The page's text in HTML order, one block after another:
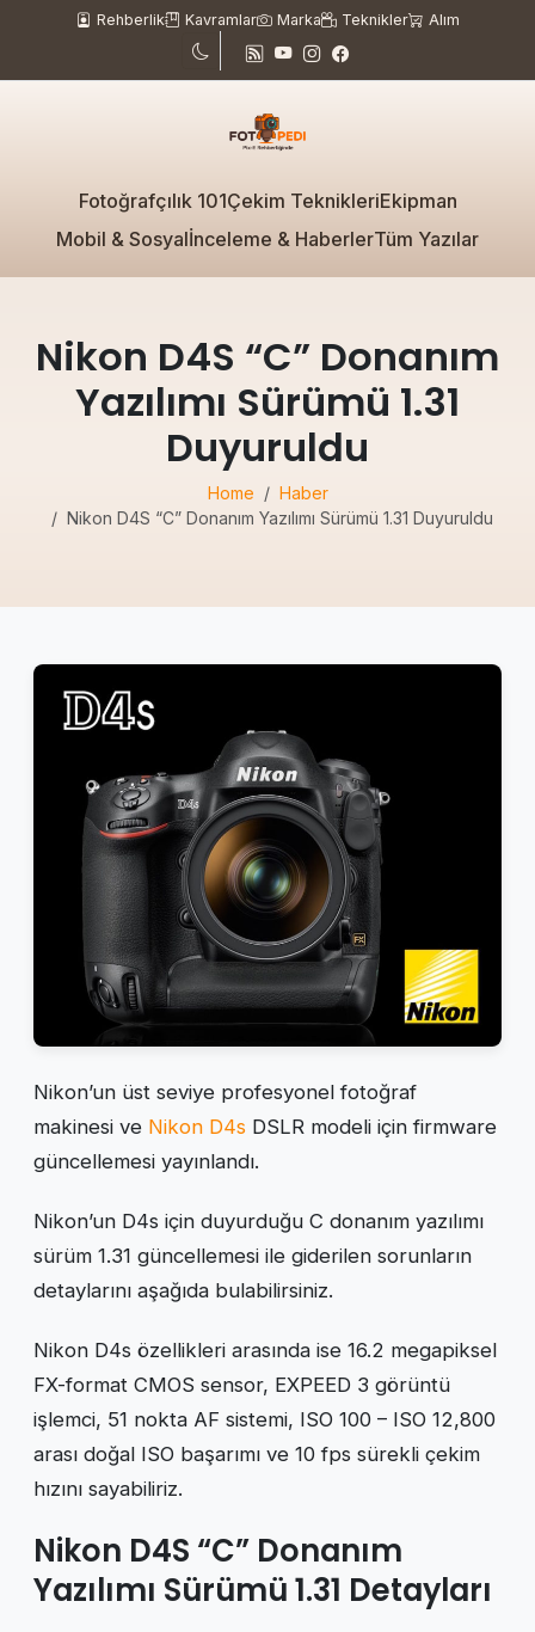
Rehberlik Kavramlar Marka Teknikler Alım
Fotoğrafçılık 101Çekim TeknikleriEkipman
Mobil & Sosyalİnceleme & HaberlerTüm Yazılar
Nikon D4S “C” Donanım
Yazılımı Sürümü 1.31
Duyuruldu
Home
Haber
Nikon D4S “C” Donanım Yazılımı Sürümü 1.31 Duyuruldu
Nikon’un üst seviye profesyonel fotoğraf
makinesi ve Nikon D4s DSLR modeli için firmware
güncellemesi yayınlandı.
Nikon’un D4s için duyurduğu C donanım yazılımı
sürüm 1.31 güncellemesi ile giderilen sorunların
detaylarını aşağıda bulabilirsiniz.
Nikon D4s özellikleri arasında ise 16.2 megapiksel
FX-format CMOS sensor, EXPEED 3 görüntü
işlemci, 51 nokta AF sistemi, ISO 100 – ISO 12,800
arası doğal ISO başarımı ve 10 fps sürekli çekim
hızını sayabiliriz.
Nikon D4S “C” Donanım
Yazılımı Sürümü 1.31 Detayları